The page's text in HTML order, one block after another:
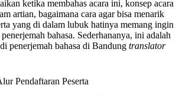
ketika membahas acara ini, konsep acara
artian, bagaimana cara agar bisa menarik
yang di dalam lubuk hatinya memang ingin
bahasa. Sederhananya, ini adalah
penerjemah bahasa di Bandung translator
Pendaftaran Peserta